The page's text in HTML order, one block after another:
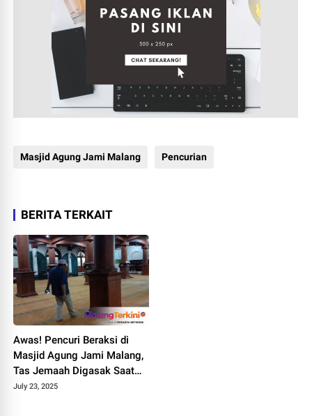
Masjid Agung Jami Malang Pencurian
BERITA TERKAIT
Awas! Pencuri Beraksi di
Masjid Agung Jami Malang,
Tas Jemaah Digasak Saat
Salat
July 23, 2025